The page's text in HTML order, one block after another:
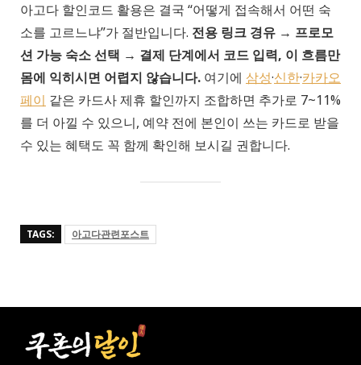
아고다 할인코드 활용은 결국 “어떻게 접속해서 어떤 숙
소를 고르느냐”가 절반입니다. 전용 링크 경유 → 프로모
션 가능 숙소 선택 → 결제 단계에서 코드 입력, 이 흐름만
몸에 익히시면 어렵지 않습니다. 여기에 삼성·신한·카카오
페이 같은 카드사 제휴 할인까지 조합하면 추가로 7~11%
를 더 아낄 수 있으니, 예약 전에 본인이 쓰는 카드로 받을
수 있는 혜택도 꼭 함께 확인해 보시길 권합니다.
TAGS: 아고다관련포스트